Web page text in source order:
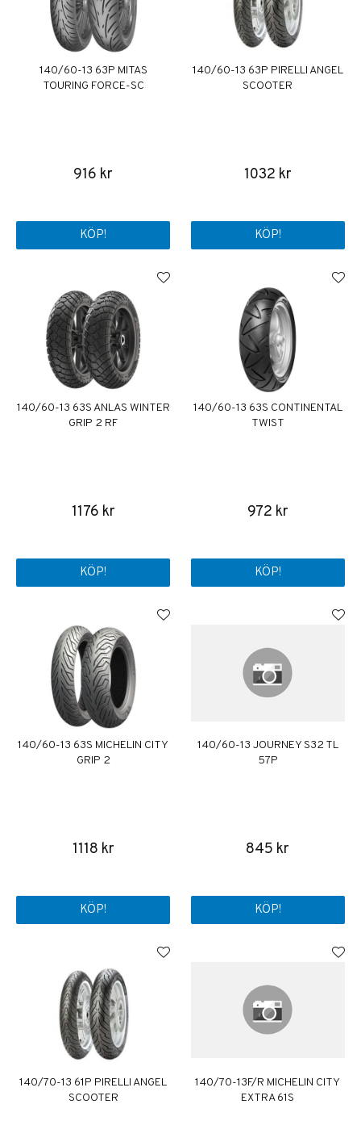
140/60-13 63P MITAS
TOURING FORCE-SC
916 kr
KÖP!
140/60-13 63P PIRELLI ANGEL
SCOOTER
1032 kr
KÖP!
140/60-13 63S ANLAS WINTER
GRIP 2 RF
1176 kr
KÖP!
140/60-13 63S CONTINENTAL
TWIST
972 kr
KÖP!
140/60-13 63S MICHELIN CITY
GRIP 2
1118 kr
KÖP!
140/60-13 JOURNEY S32 TL
57P
845 kr
KÖP!
140/70-13 61P PIRELLI ANGEL
SCOOTER
140/70-13F/R MICHELIN CITY
EXTRA 61S